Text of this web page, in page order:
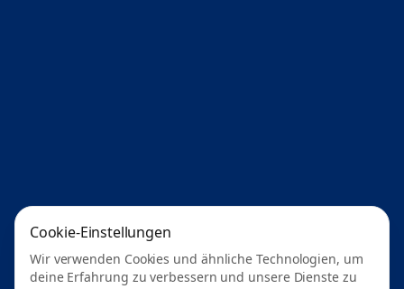
Cookie-Einstellungen
Wir verwenden Cookies und ähnliche Technologien, um
deine Erfahrung zu verbessern und unsere Dienste zu